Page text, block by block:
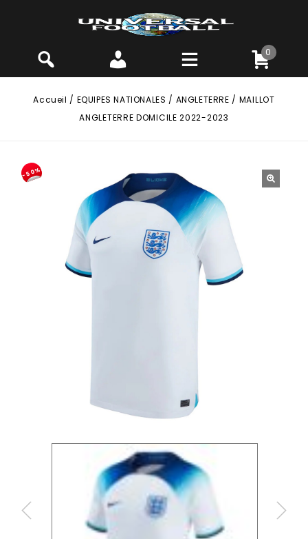
0
Accueil / EQUIPES NATIONALES / ANGLETERRE / MAILLOT
ANGLETERRE DOMICILE 2022-2023
-50%